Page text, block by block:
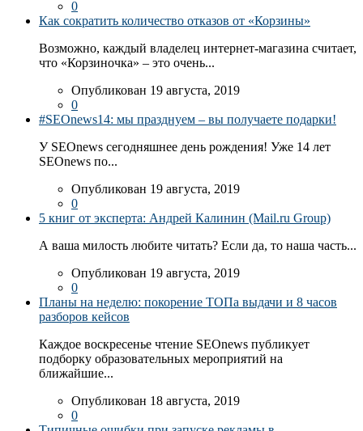
0
Как сократить количество отказов от «Корзины»
Возможно, каждый владелец интернет-магазина считает,
что «Корзиночка» – это очень...
Опубликован 19 августа, 2019
0
#SEOnews14: мы празднуем – вы получаете подарки!
У SEOnews сегодняшнее день рождения! Уже 14 лет
SEOnews по...
Опубликован 19 августа, 2019
0
5 книг от эксперта: Андрей Калинин (Mail.ru Group)
А ваша милость любите читать? Если да, то наша часть...
Опубликован 19 августа, 2019
0
Планы на неделю: покорение ТОПа выдачи и 8 часов
разборов кейсов
Каждое воскресенье чтение SEOnews публикует
подборку образовательных мероприятий на
ближайшие...
Опубликован 18 августа, 2019
0